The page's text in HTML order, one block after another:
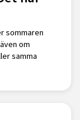
sommaren
om
samma